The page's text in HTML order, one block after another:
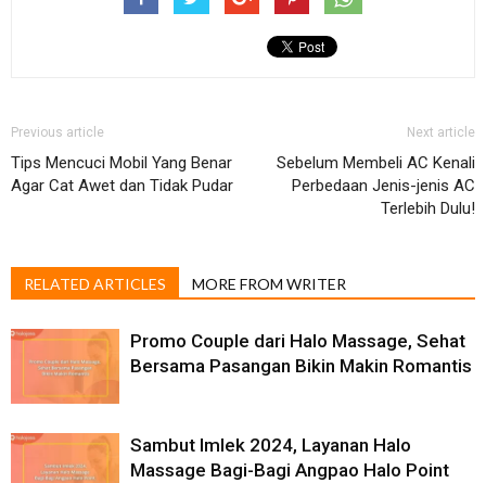
Previous article
Tips Mencuci Mobil Yang Benar
Agar Cat Awet dan Tidak Pudar
Next article
Sebelum Membeli AC Kenali
Perbedaan Jenis-jenis AC
Terlebih Dulu!
RELATED ARTICLES MORE FROM WRITER
Promo Couple dari Halo Massage, Sehat
Bersama Pasangan Bikin Makin Romantis
Sambut Imlek 2024, Layanan Halo
Massage Bagi-Bagi Angpao Halo Point